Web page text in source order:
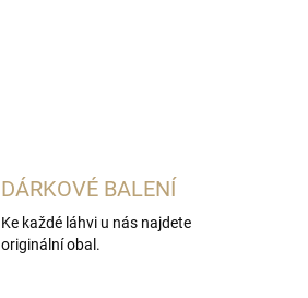
DÁRKOVÉ BALENÍ
Ke každé láhvi u nás najdete
originální obal.